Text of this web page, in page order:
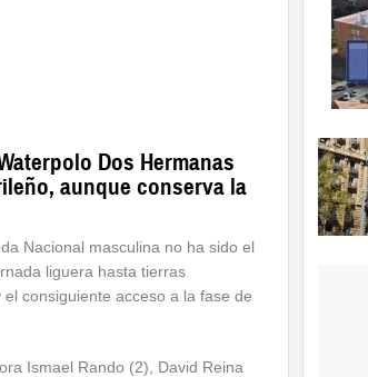
Dos Hermanas
aunque conserva la
Nacional masculina no ha sido el
liguera hasta tierras
consiguiente acceso a la fase de
Ismael Rando (2), David Reina